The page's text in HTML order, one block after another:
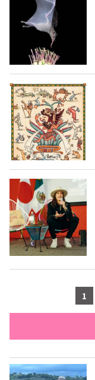
1